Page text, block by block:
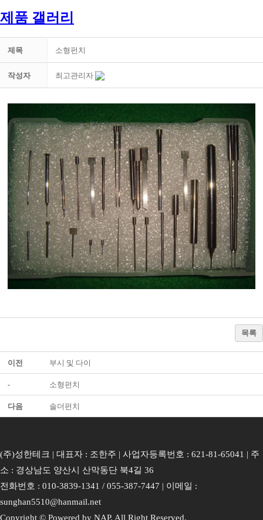
제품 갤러리
제목 소형펀치
작성자 최고관리자
목록
이전 부시 및 다이
- 소형펀치
다음 솔더펀치
(주)성한테크 | 대표자 : 조한주 | 사업자등록번호 : 621-81-65041 | 주
소 : 경상남도 양산시 산막동단 북4길 36
전화번호 : 010-3839-1341 / 055-387-7447 | 이메일 :
sunghan5510@hanmail.net
Copyright © Powered by NAP. All Right Reserved.